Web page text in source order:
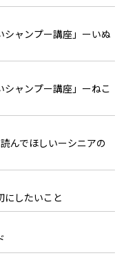
シャンプー講座」ーいぬ
シャンプー講座」ーねこ
んでほしいーシニアの
にしたいこと